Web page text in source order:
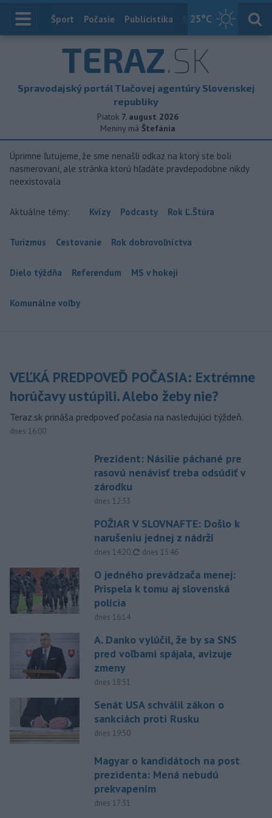
25°C
Index
Šport Počasie Publicistika Slovensko
TERAZ.SK
Spravodajský portál Tlačovej agentúry Slovenskej
republiky
Piatok 7. august 2026
Meniny má Štefánia
Úprimne ľutujeme, že sme nenašli odkaz na ktorý ste boli
nasmerovaní, ale stránka ktorú hľadáte pravdepodobne nikdy
neexistovala
Aktuálne témy: Kvízy Podcasty Rok Ľ.Štúra
Turizmus Cestovanie Rok dobrovoľníctva
Dielo týždňa Referendum MS v hokeji
Komunálne voľby
VEĽKÁ PREDPOVEĎ POČASIA: Extrémne
horúčavy ustúpili. Alebo žeby nie?
Teraz.sk prináša predpoveď počasia na nasledujúci týždeň.
dnes 16:00
Prezident: Násilie páchané pre
rasovú nenávisť treba odsúdiť v
zárodku
dnes 12:33
POŽIAR V SLOVNAFTE: Došlo k
narušeniu jednej z nádrží
dnes 14:20, aktualizované
dnes 15:46
O jedného prevádzača menej:
Prispela k tomu aj slovenská
polícia
dnes 16:14
A. Danko vylúčil, že by sa SNS
pred voľbami spájala, avizuje
zmeny
dnes 18:51
Senát USA schválil zákon o
sankciách proti Rusku
dnes 19:50
Magyar o kandidátoch na post
prezidenta: Mená nebudú
prekvapením
dnes 17:31